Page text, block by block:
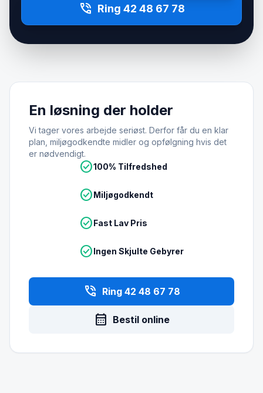
phone_in_talk Ring 42 48 67 78
En løsning der holder
Vi tager vores arbejde seriøst. Derfor får du en klar
plan, miljøgodkendte midler og opfølgning hvis det
er nødvendigt.
check_circle100% Tilfredshed
check_circleMiljøgodkendt
check_circleFast Lav Pris
check_circleIngen Skjulte Gebyrer
phone_in_talk Ring 42 48 67 78
calendar_month Bestil online